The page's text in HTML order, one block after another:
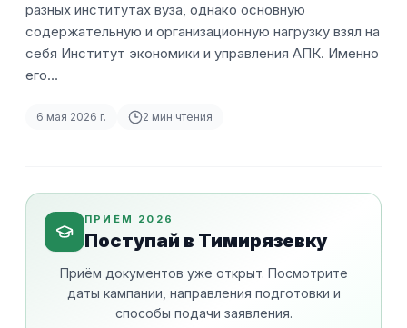
разных институтах вуза, однако основную
содержательную и организационную нагрузку взял на
себя Институт экономики и управления АПК. Именно
его…
6 мая 2026 г. 2 мин чтения
ПРИЁМ 2026
Поступай в Тимирязевку
Приём документов уже открыт. Посмотрите
даты кампании, направления подготовки и
способы подачи заявления.